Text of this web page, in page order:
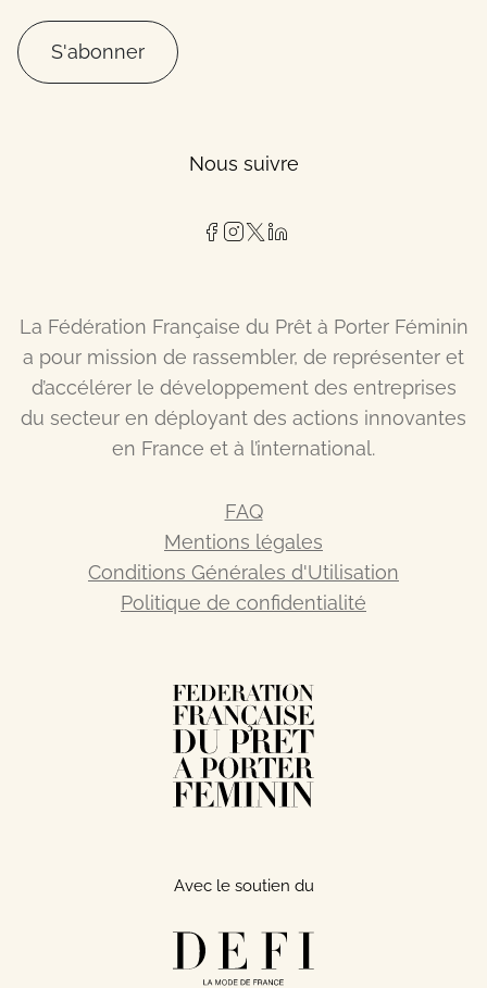
S'abonner
Nous suivre
La Fédération Française du Prêt à Porter Féminin
a pour mission de rassembler, de représenter et
d’accélérer le développement des entreprises
du secteur en déployant des actions innovantes
en France et à l’international.
FAQ
Mentions légales
Conditions Générales d'Utilisation
Politique de confidentialité
Avec le soutien du